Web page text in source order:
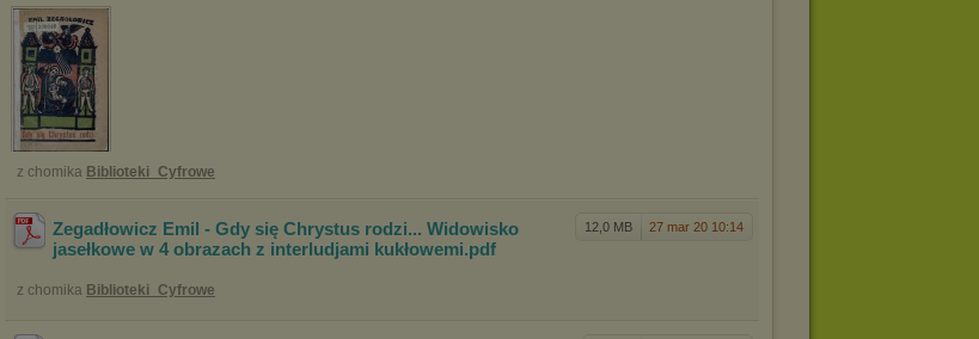
z chomika Biblioteki_Cyfrowe
12,0 MB 27 mar 20 10:14
Zegadłowicz Emil - Gdy się Chrystus rodzi... Widowisko
jasełkowe w 4 obrazach z interludjami kukłowemi.pdf
z chomika Biblioteki_Cyfrowe